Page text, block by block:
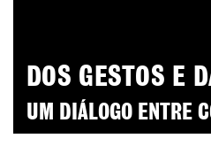
DOS GESTOS E
UM DIÁLOGO ENTRE